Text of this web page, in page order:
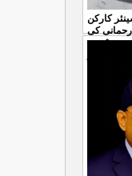
کارکن
رحمانی کی
قومی